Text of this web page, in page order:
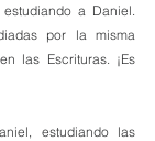
a Daniel.
por la misma
las Escrituras. ¡Es
estudiando las